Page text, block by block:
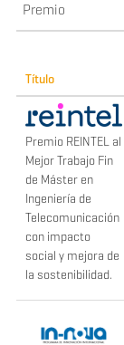
Premio
Título
Premio REINTEL al
Mejor Trabajo Fin
de Máster en
Ingeniería de
Telecomunicación
con impacto
social y mejora de
la sostenibilidad.